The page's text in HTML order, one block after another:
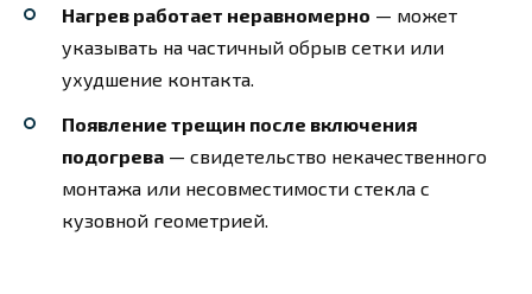
Нагрев работает неравномерно — может
указывать на частичный обрыв сетки или
ухудшение контакта.
Появление трещин после включения
подогрева — свидетельство некачественного
монтажа или несовместимости стекла с
кузовной геометрией.